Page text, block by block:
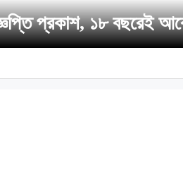
প্রকাশ, ১৮ বছরেই